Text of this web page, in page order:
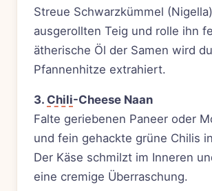
Streue Schwarzkümmel
ausgerollten Teig und rolle ihn
ätherische Öl der Samen wird
Pfannenhitze extrahiert.
3. Chili-Cheese Naan
Falte geriebenen Paneer oder
und fein gehackte grüne Chilis
Der Käse schmilzt im Inneren
eine cremige Überraschung.